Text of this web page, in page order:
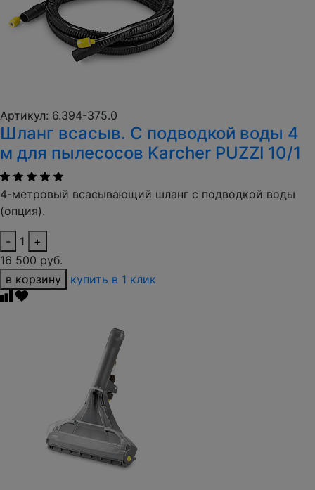
Артикул: 6.394-375.0
Шланг всасыв. С подводкой воды 4
м для пылесосов Karcher PUZZI 10/1
4-метровый всасывающий шланг с подводкой воды
(опция).
- 1
+
16 500 руб.
в корзину
купить в 1 клик